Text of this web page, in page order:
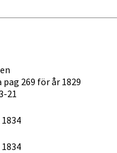
pag 269 för år 1829
21